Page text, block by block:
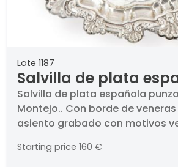
Lote 1187
Salvilla de plata
punzonada 1ª Ley de
Salvilla de plata española
Montejo.. Con borde de
asiento grabado con motivos
Starting price 160 €